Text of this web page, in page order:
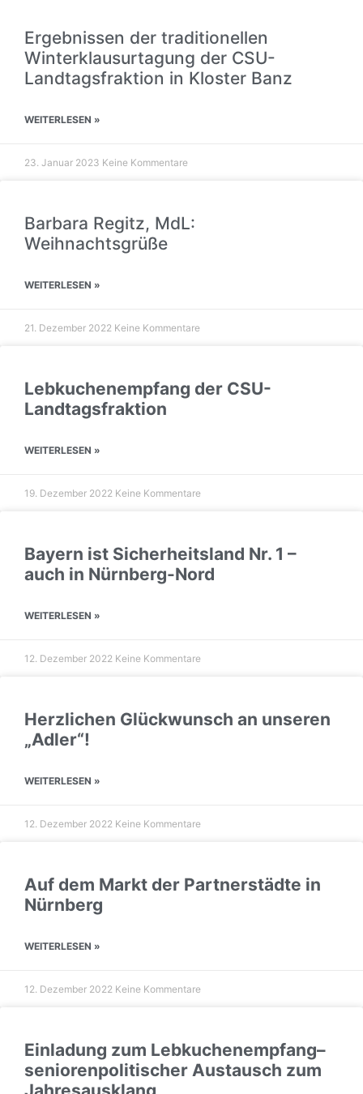
Ergebnissen der traditionellen
Winterklausurtagung der CSU-
Landtagsfraktion in Kloster Banz
WEITERLESEN »
23. Januar 2023 Keine Kommentare
Barbara Regitz, MdL:
Weihnachtsgrüße
WEITERLESEN »
21. Dezember 2022 Keine Kommentare
Lebkuchenempfang der CSU-
Landtagsfraktion
WEITERLESEN »
19. Dezember 2022 Keine Kommentare
Bayern ist Sicherheitsland Nr. 1 –
auch in Nürnberg-Nord
WEITERLESEN »
12. Dezember 2022 Keine Kommentare
Herzlichen Glückwunsch an unseren
„Adler“!
WEITERLESEN »
12. Dezember 2022 Keine Kommentare
Auf dem Markt der Partnerstädte in
Nürnberg
WEITERLESEN »
12. Dezember 2022 Keine Kommentare
Einladung zum Lebkuchenempfang–
seniorenpolitischer Austausch zum